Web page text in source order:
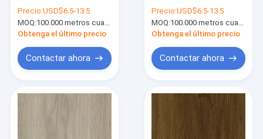
proceso estadístico
del tecleo de madera
del suelo 5m m
Precio:USD$6.5-13.5
MOQ:100.000 metros cuadrados.
Obtenga el último precio
Contactar ahora
incombustible del
suelo 5m m del
proceso estadístico
Precio:USD$6.5-13.5
MOQ:100.000 metros cuadrados.
Obtenga el último precio
Contactar ahora